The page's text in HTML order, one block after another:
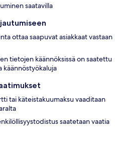
saatavilla
ottaa saapuvat asiakkaat vastaan
tietojen käännöksissä on saatettu
käännöstyökaluja
tai käteistakuumaksu vaaditaan
saatetaan vaatia